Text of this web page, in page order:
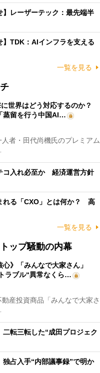
】レーザーテック：最先端半
】TDK：AIインフラを支える
一覧を見る
世界はどう対応するのか？
蒸留を行う中国AI…
者・田代尚機氏のプレミアム
コ入れ必至か 経済運営方針
れる「CXO」とは何か？ 高
一覧を見る
ップ騒動の内幕
心》「みんなで大家さん」
ラブル“異常なくら…
産投資商品「みんなで大家さ
二転三転した“成田プロジェク
独占入手“内部議事録”で明か